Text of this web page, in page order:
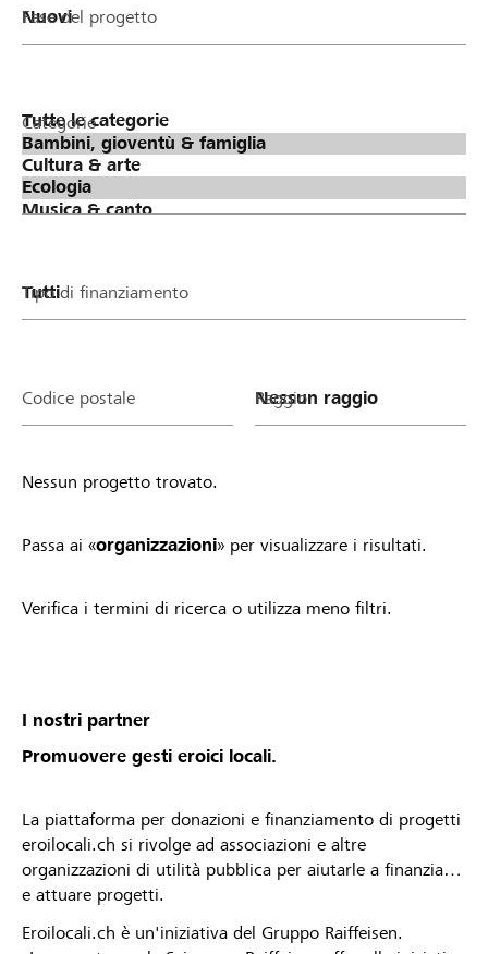
Fase del progetto
Categorie
Tipo di finanziamento
Codice postale Raggio
Nessun progetto trovato.
Passa ai «organizzazioni» per visualizzare i risultati.
Verifica i termini di ricerca o utilizza meno filtri.
I nostri partner
Promuovere gesti eroici locali.
La piattaforma per donazioni e finanziamento di progetti
eroilocali.ch si rivolge ad associazioni e altre
organizzazioni di utilità pubblica per aiutarle a finanziare
e attuare progetti.
Eroilocali.ch è un'iniziativa del Gruppo Raiffeisen.